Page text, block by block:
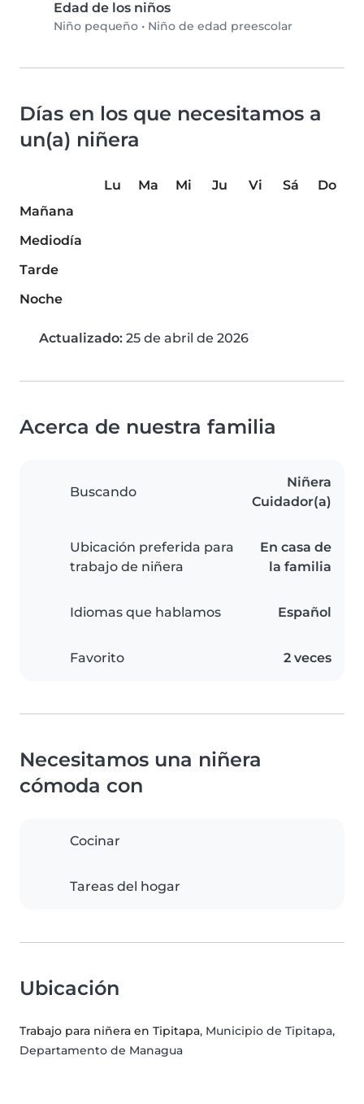
Edad de los niños
Niño pequeño • Niño de edad preescolar
Días en los que necesitamos a
un(a) niñera
Lu Ma Mi Ju Vi Sá
Do
Mañana
Mediodía
Tarde
Noche
Actualizado: 25 de abril de 2026
Acerca de nuestra familia
Buscando
Niñera
Cuidador(a)
Ubicación preferida para
trabajo de niñera
En casa de
la familia
Idiomas que hablamos Español
Favorito 2 veces
Necesitamos una niñera
cómoda con
Cocinar
Tareas del hogar
Ubicación
Trabajo para niñera en Tipitapa, Municipio de Tipitapa,
Departamento de Managua